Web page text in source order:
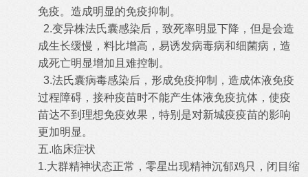
免疫。造成明显的免疫抑制。
2.变异株法氏囊感染后，致死率明显下降，但是会造
成生长缓慢，料比增高，易诱发病毒病和细菌病，造
成死亡明显增加且难控制。
3.法氏囊病毒感染后，形成免疫抑制，造成体液免疫
过程障碍，接种疫苗时不能产生体液免疫抗体，使疫
苗达不到理想免疫效果，特别是对新城疫疫苗的影响
更加明显。
五.临床症状
1.大群精神状态正常，零星出现精神沉郁鸡只，闭目缩